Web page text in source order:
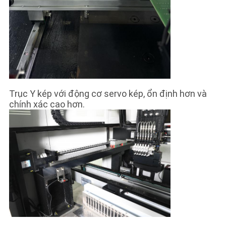
Trục Y kép với động cơ servo kép, ổn định hơn và
chính xác cao hơn.